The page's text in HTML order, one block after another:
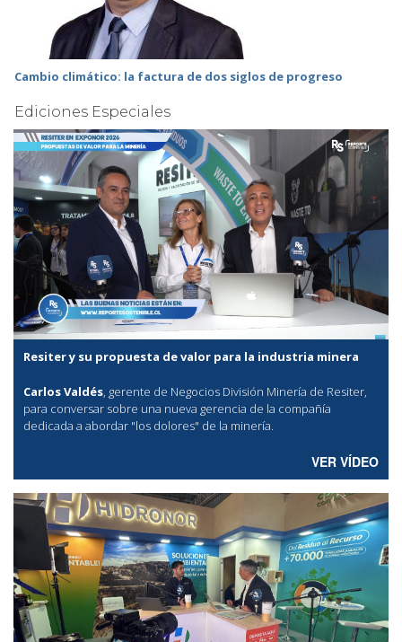
Cambio climático: la factura de dos siglos de progreso
Ediciones Especiales
Resiter y su propuesta de valor para la industria minera
Carlos Valdés, gerente de Negocios División Minería de Resiter,
para conversar sobre una nueva gerencia de la compañía
dedicada a abordar "los dolores" de la minería.
VER VÍDEO